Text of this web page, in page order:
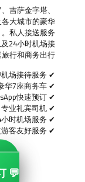
吉萨金字塔、
大城市的豪华
私人接送服务。
24小时机场接
行和商务出行。
✔ VIP机场接待服务
✔ 豪华7座商务车
✔ WhatsApp快速预订
✔ 专业礼宾司机
✔ 24小时机场服务
✔ 中文游客友好服务
💬 微信/WhatsApp 预订